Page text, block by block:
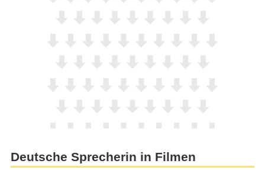
Deutsche Sprecherin in Filmen